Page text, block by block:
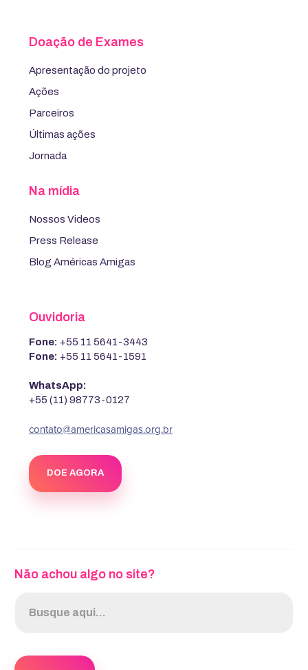
Doação de Exames
Apresentação do projeto
Ações
Parceiros
Últimas ações
Jornada
Na mídia
Nossos Videos
Press Release
Blog Américas Amigas
Ouvidoria
Fone: +55 11 5641-3443
Fone: +55 11 5641-1591
WhatsApp:
+55 (11) 98773-0127
contato@americasamigas.org.br
DOE AGORA
Não achou algo no site?